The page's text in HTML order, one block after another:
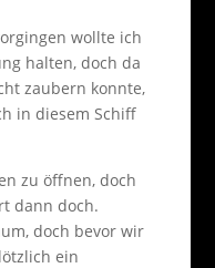
wollte ich
halten, doch da
zaubern konnte,
in diesem Schiff
zu öffnen, doch
dann doch.
doch bevor wir
ein